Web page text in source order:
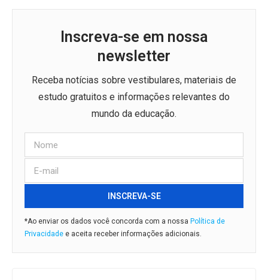
Inscreva-se em nossa
newsletter
Receba notícias sobre vestibulares, materiais de
estudo gratuitos e informações relevantes do
mundo da educação.
INSCREVA-SE
*Ao enviar os dados você concorda com a nossa Política de
Privacidade e aceita receber informações adicionais.